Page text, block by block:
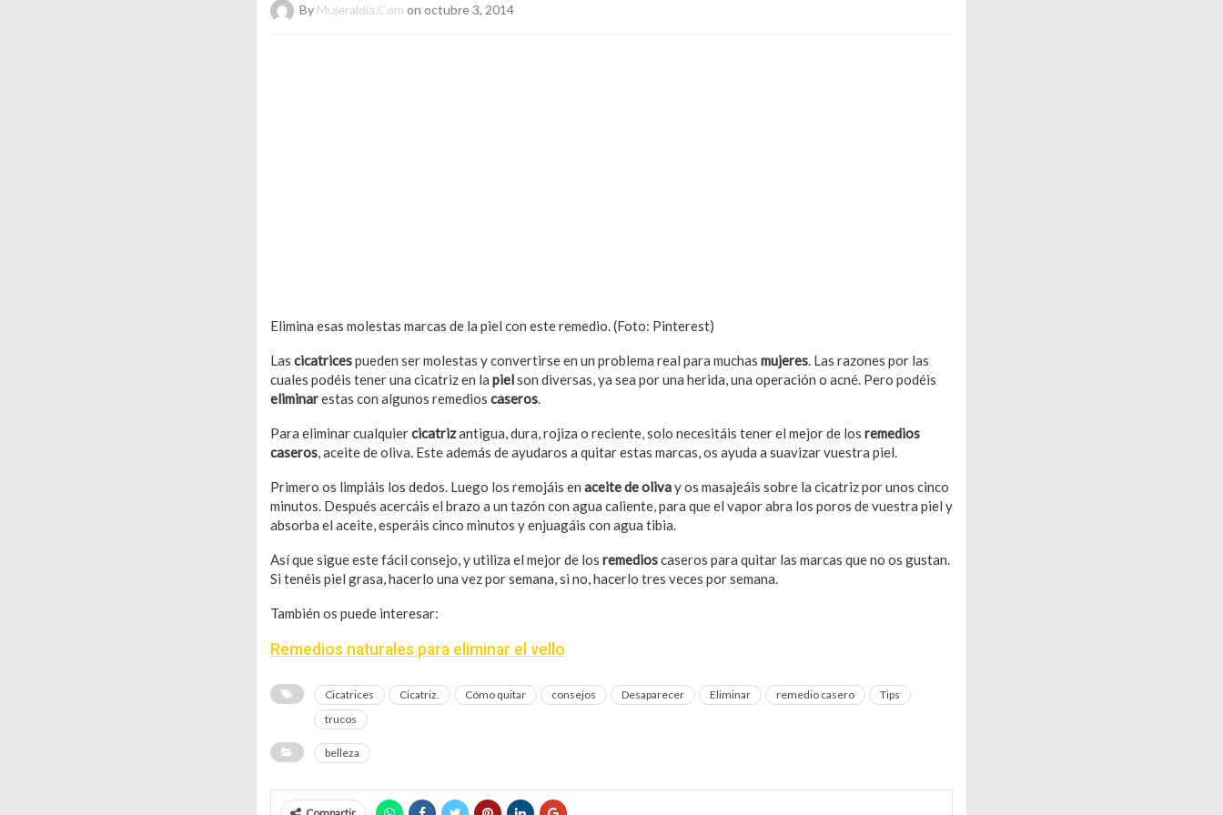
By Mujeraldia.com on octubre 3, 2014
Elimina esas molestas marcas de la piel con este remedio. (Foto: Pinterest)
Las cicatricespueden ser molestas y convertirse en un problema real para muchas mujeres. Las razones por las
cuales podéis tener una cicatriz en la pielson diversas, ya sea por una herida, una operación o acné. Pero podéis
eliminarestas con algunos remedios caseros.
Para eliminar cualquiercicatrizantigua, dura, rojiza o reciente, solo necesitáis tener el mejor de los remedios
caseros, aceite de oliva. Este además de ayudaros a quitar estas marcas, os ayuda a suavizar vuestra piel.
Primero os limpiáis los dedos. Luego los remojáis en aceite de olivay os masajeáis sobre la cicatriz por unos cinco
minutos. Después acercáis el brazo a un tazón con agua caliente, para que el vapor abra los poros de vuestra piel y
absorba el aceite, esperáis cinco minutos y enjuagáis con agua tibia.
Así que sigue este fácil consejo, y utiliza el mejor de los remedioscaseros para quitar las marcas que no os gustan.
Si tenéis piel grasa, hacerlo una vez por semana, si no, hacerlo tres veces por semana.
También os puede interesar:
Remedios naturales para eliminar el vello
Cicatrices Cicatriz. Cómo quitar consejos Desaparecer Eliminar remedio casero
Tips
trucos
belleza